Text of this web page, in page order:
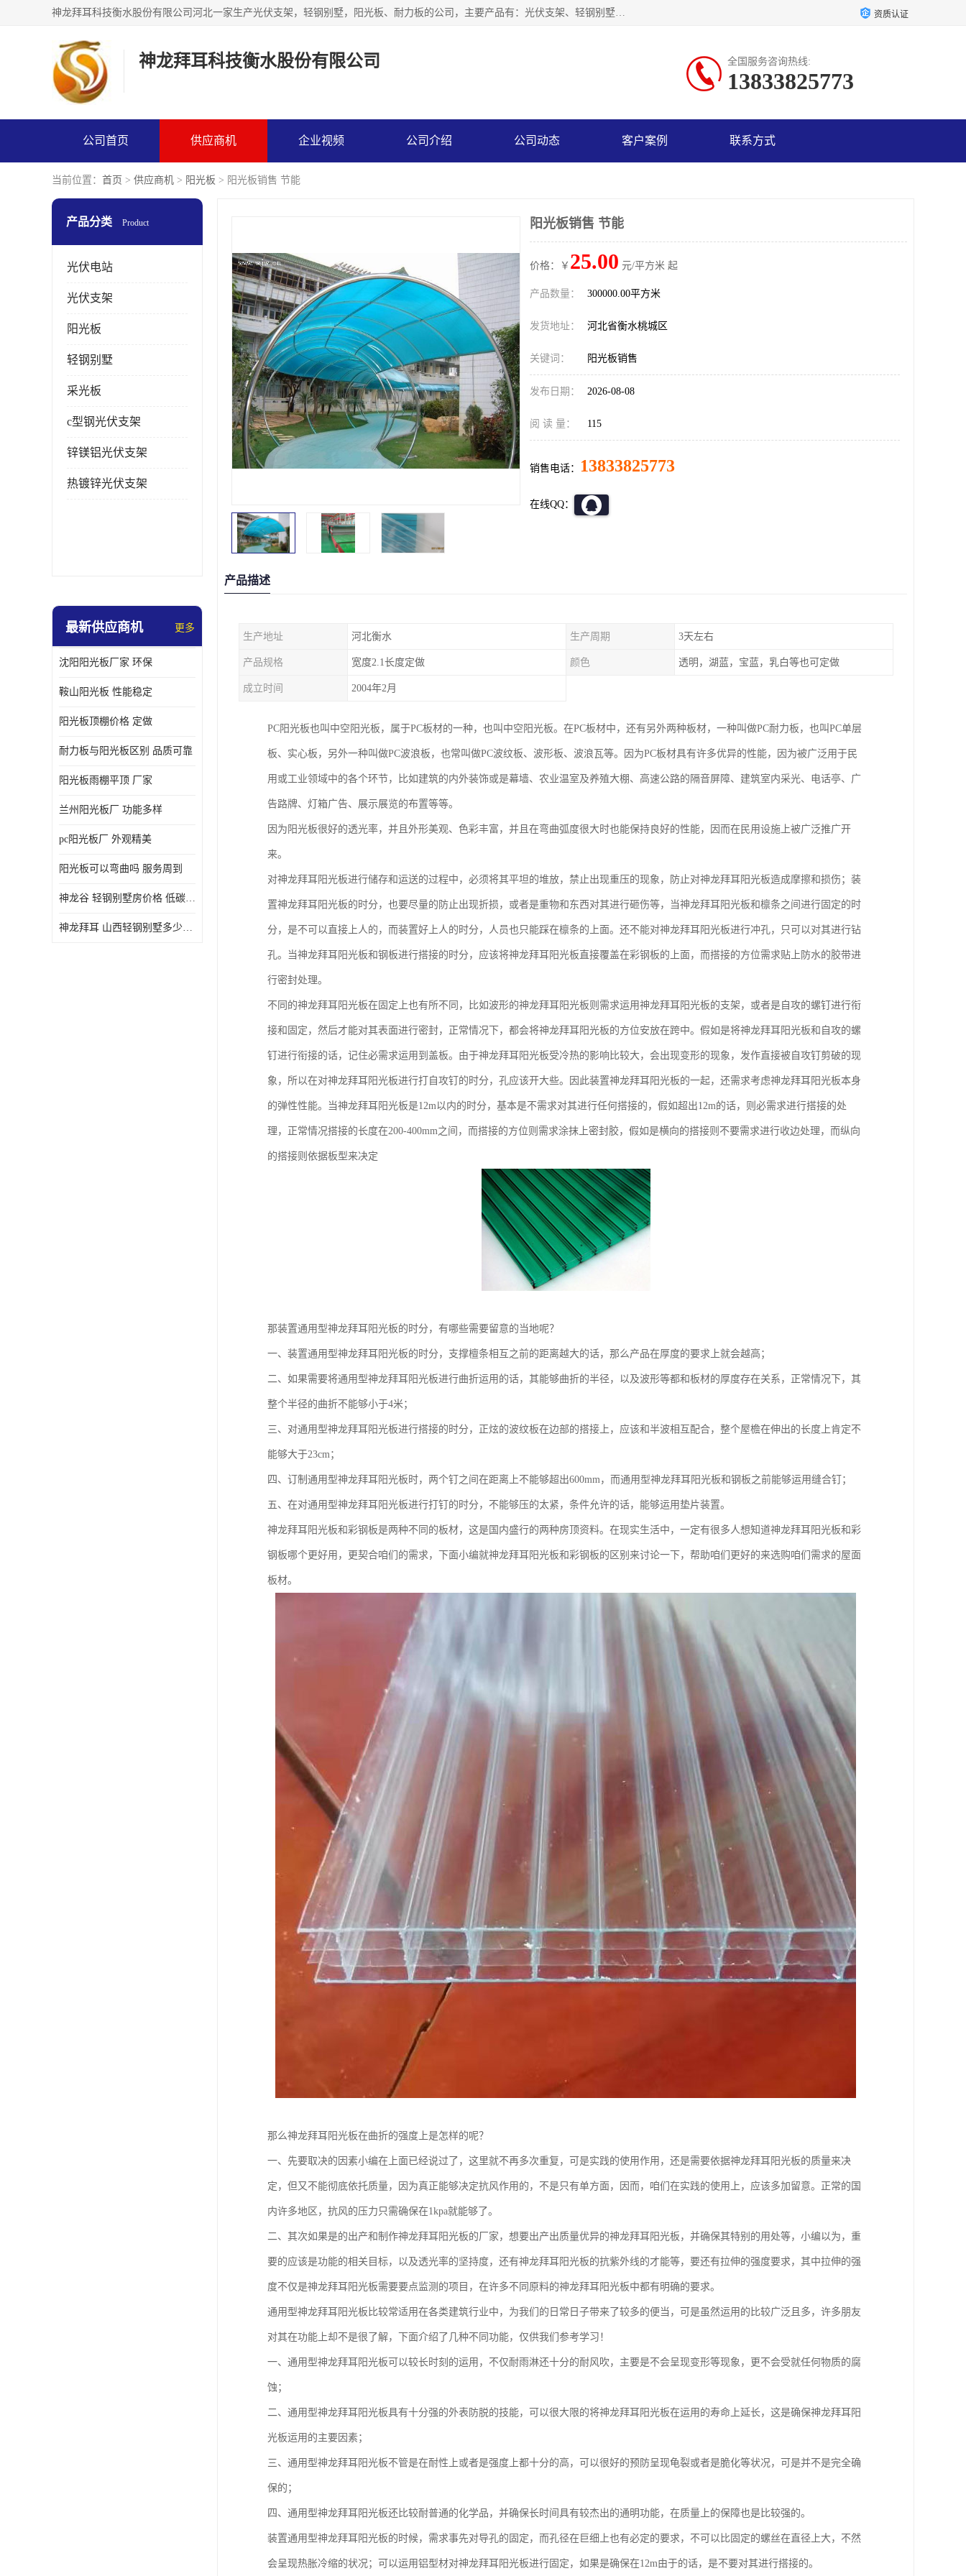
神龙拜耳科技衡水股份有限公司河北一家生产光伏支架，轻钢别墅，阳光板、耐力板的公司，主要产品有：光伏支架、轻钢别墅、阳光板、耐力板、采光板等，公司参与制定了多项标准。 资质认证
神龙拜耳科技衡水股份有限公司 全国服务咨询热线:
13833825773
公司首页 供应商机 企业视频 公司介绍 公司动态 客户案例 联系方式
当前位置： 首页 > 供应商机 > 阳光板 > 阳光板销售 节能
产品分类 Product
光伏电站
光伏支架
阳光板
轻钢别墅
采光板
c型钢光伏支架
锌镁铝光伏支架
热镀锌光伏支架
最新供应商机 更多
沈阳阳光板厂家 环保
鞍山阳光板 性能稳定
阳光板顶棚价格 定做
耐力板与阳光板区别 品质可靠
阳光板雨棚平顶 厂家
兰州阳光板厂 功能多样
pc阳光板厂 外观精美
阳光板可以弯曲吗 服务周到
神龙谷 轻钢别墅房价格 低碳环保
神龙拜耳 山西轻钢别墅多少钱 施工快捷
阳光板销售 节能
价格：￥ 25.00 元/平方米 起
产品数量： 300000.00平方米
发货地址： 河北省衡水桃城区
关键词： 阳光板销售
发布日期： 2026-08-08
阅 读 量： 115
销售电话： 13833825773
在线QQ：
产品描述
生产地址 河北衡水 生产周期 3天左右
产品规格 宽度2.1长度定做 颜色 透明，湖蓝，宝蓝，乳白等也可定做
成立时间 2004年2月
PC阳光板也叫中空阳光板，属于PC板材的一种，也叫中空阳光板。在PC板材中，还有另外两种板材，一种叫做PC耐力板，也叫PC单层
板、实心板，另外一种叫做PC波浪板，也常叫做PC波纹板、波形板、波浪瓦等。因为PC板材具有许多优异的性能，因为被广泛用于民
用或工业领域中的各个环节，比如建筑的内外装饰或是幕墙、农业温室及养殖大棚、高速公路的隔音屏障、建筑室内采光、电话亭、广
告路牌、灯箱广告、展示展览的布置等等。
因为阳光板很好的透光率，并且外形美观、色彩丰富，并且在弯曲弧度很大时也能保持良好的性能，因而在民用设施上被广泛推广开
来。
对神龙拜耳阳光板进行储存和运送的过程中，必须将其平坦的堆放，禁止出现重压的现象，防止对神龙拜耳阳光板造成摩擦和损伤；装
置神龙拜耳阳光板的时分，也要尽量的防止出现折损，或者是重物和东西对其进行砸伤等，当神龙拜耳阳光板和檩条之间进行固定的时
分，是不可以直接上人的，而装置好上人的时分，人员也只能踩在檩条的上面。还不能对神龙拜耳阳光板进行冲孔，只可以对其进行钻
孔。当神龙拜耳阳光板和钢板进行搭接的时分，应该将神龙拜耳阳光板直接覆盖在彩钢板的上面，而搭接的方位需求贴上防水的胶带进
行密封处理。
不同的神龙拜耳阳光板在固定上也有所不同，比如波形的神龙拜耳阳光板则需求运用神龙拜耳阳光板的支架，或者是自攻的螺钉进行衔
接和固定，然后才能对其表面进行密封，正常情况下，都会将神龙拜耳阳光板的方位安放在跨中。假如是将神龙拜耳阳光板和自攻的螺
钉进行衔接的话，记住必需求运用到盖板。由于神龙拜耳阳光板受冷热的影响比较大，会出现变形的现象，发作直接被自攻钉剪破的现
象，所以在对神龙拜耳阳光板进行打自攻钉的时分，孔应该开大些。因此装置神龙拜耳阳光板的一起，还需求考虑神龙拜耳阳光板本身
的弹性性能。当神龙拜耳阳光板是12m以内的时分，基本是不需求对其进行任何搭接的，假如超出12m的话，则必需求进行搭接的处
理，正常情况搭接的长度在200-400mm之间，而搭接的方位则需求涂抹上密封胶，假如是横向的搭接则不要需求进行收边处理，而纵向
的搭接则依据板型来决定
那装置通用型神龙拜耳阳光板的时分，有哪些需要留意的当地呢？
一、装置通用型神龙拜耳阳光板的时分，支撑檀条相互之前的距离越大的话，那么产品在厚度的要求上就会越高；
二、如果需要将通用型神龙拜耳阳光板进行曲折运用的话，其能够曲折的半径，以及波形等都和板材的厚度存在关系，正常情况下，其
整个半径的曲折不能够小于4米；
三、对通用型神龙拜耳阳光板进行搭接的时分，正炫的波纹板在边部的搭接上，应该和半波相互配合，整个屋檐在伸出的长度上肯定不
能够大于23cm；
四、订制通用型神龙拜耳阳光板时，两个钉之间在距离上不能够超出600mm，而通用型神龙拜耳阳光板和钢板之前能够运用缝合钉；
五、在对通用型神龙拜耳阳光板进行打钉的时分，不能够压的太紧，条件允许的话，能够运用垫片装置。
神龙拜耳阳光板和彩钢板是两种不同的板材，这是国内盛行的两种房顶资料。在现实生活中，一定有很多人想知道神龙拜耳阳光板和彩
钢板哪个更好用，更契合咱们的需求，下面小编就神龙拜耳阳光板和彩钢板的区别来讨论一下，帮助咱们更好的来选购咱们需求的屋面
板材。
那么神龙拜耳阳光板在曲折的强度上是怎样的呢？
一、先要取决的因素小编在上面已经说过了，这里就不再多次重复，可是实践的使用作用，还是需要依据神龙拜耳阳光板的质量来决
定，但又不能彻底依托质量，因为真正能够决定抗风作用的，不是只有单方面，因而，咱们在实践的使用上，应该多加留意。正常的国
内许多地区，抗风的压力只需确保在1kpa就能够了。
二、其次如果是的出产和制作神龙拜耳阳光板的厂家，想要出产出质量优异的神龙拜耳阳光板，并确保其特别的用处等，小编以为，重
要的应该是功能的相关目标，以及透光率的坚持度，还有神龙拜耳阳光板的抗紫外线的才能等，要还有拉伸的强度要求，其中拉伸的强
度不仅是神龙拜耳阳光板需要要点监测的项目，在许多不同原料的神龙拜耳阳光板中都有明确的要求。
通用型神龙拜耳阳光板比较常适用在各类建筑行业中，为我们的日常日子带来了较多的便当，可是虽然运用的比较广泛且多，许多朋友
对其在功能上却不是很了解，下面介绍了几种不同功能，仅供我们参考学习！
一、通用型神龙拜耳阳光板可以较长时刻的运用，不仅耐雨淋还十分的耐风吹，主要是不会呈现变形等现象，更不会受就任何物质的腐
蚀；
二、通用型神龙拜耳阳光板具有十分强的外表防脱的技能，可以很大限的将神龙拜耳阳光板在运用的寿命上延长，这是确保神龙拜耳阳
光板运用的主要因素；
三、通用型神龙拜耳阳光板不管是在耐性上或者是强度上都十分的高，可以很好的预防呈现龟裂或者是脆化等状况，可是并不是完全确
保的；
四、通用型神龙拜耳阳光板还比较耐普通的化学品，并确保长时间具有较杰出的通明功能，在质量上的保障也是比较强的。
装置通用型神龙拜耳阳光板的时候，需求事先对导孔的固定，而孔径在巨细上也有必定的要求，不可以比固定的螺丝在直径上大，不然
会呈现热胀冷缩的状况；可以运用铝型材对神龙拜耳阳光板进行固定，如果是确保在12m由于的话，是不要对其进行搭接的。